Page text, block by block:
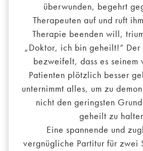
überwunden, begehrt
Therapeuten auf und ruft
Therapie beenden will,
„Doktor, ich bin geheilt!“ Der
bezweifelt, dass es seinem
Patienten plötzlich besser
unternimmt alles, um zu
nicht den geringsten
geheilt zu
Eine spannende und
vergnügliche Partitur für zwei